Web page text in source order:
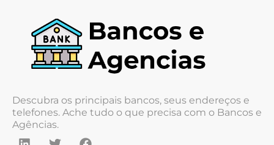
Descubra os principais bancos, seus endereços e
telefones. Ache tudo o que precisa com o Bancos e
Agências.